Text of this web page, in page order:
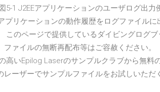
5-1 J2EEアプリケーションのユーザログ出力
プリケーションの動作履歴をログファイル
このページで提供しているダイビングログ
ファイルの無断再配布等はご容赦ください
高いEpilog Laserのサンプルクラブから無料
レーザーでサンプルファイルをお試しいた